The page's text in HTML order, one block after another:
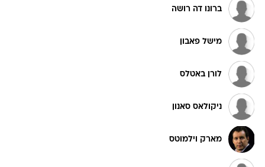
ברונו דה רושה
מישל פאבון
לורן באטלס
ניקולאס סאנון
מארק וילמוטס